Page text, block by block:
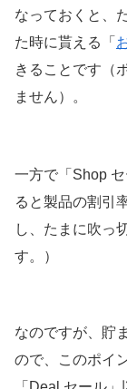
なっておくと、
た時に貰える「
きることです（
ません）。
一方で「Shop
ると製品の割引
し、たまに吹っ
す。）
なのですが、貯
ので、このポイ